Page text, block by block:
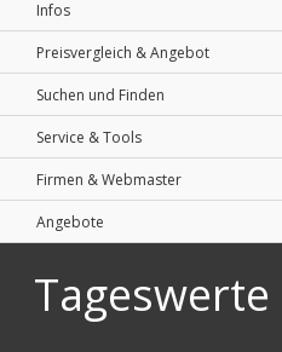
Infos
Preisvergleich & Angebot
Suchen und Finden
Service & Tools
Firmen & Webmaster
Angebote
Tageswerte